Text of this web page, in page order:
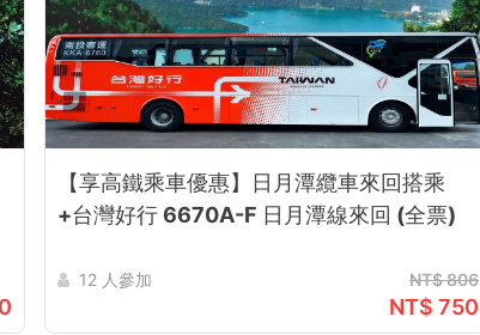
【享高鐵乘車優惠】日月潭纜車來回搭乘
+台灣好行 6670A-F 日月潭線來回 (全票)
NT$ 806
12 人參加
NT$ 750